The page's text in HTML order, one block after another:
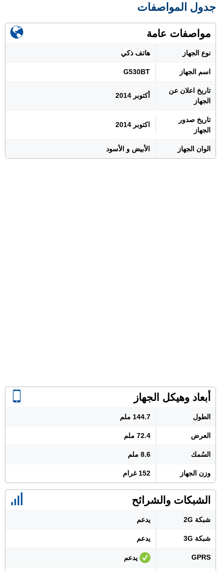
جدول المواصفات
مواصفات عامة
نوع الجهاز هاتف ذكي
اسم الجهاز G530BT
تاريخ اعلان عن
الجهاز
أكتوبر 2014
تاريخ صدور
الجهاز
اكتوبر 2014
الوان الجهاز الأبيض و الأسود
أبعاد وهيكل الجهاز
الطول 144.7 ملم
العرض 72.4 ملم
السُمك 8.6 ملم
وزن الجهاز 152 غرام
الشبكات والشرائح
شبكة 2G يدعم
شبكة 3G يدعم
GPRS يدعم